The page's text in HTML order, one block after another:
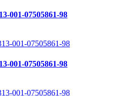
07505861-98
07505861-98